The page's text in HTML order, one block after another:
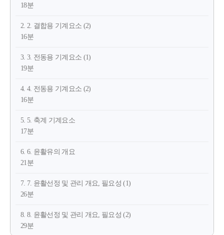
18분
2. 2. 결합용 기계요소 (2)
16분
3. 3. 전동용 기계요소 (1)
19분
4. 4. 전동용 기계요소 (2)
16분
5. 5. 축계 기계요소
17분
6. 6. 윤활유의 개요
21분
7. 7. 윤활선정 및 관리 개요, 필요성 (1)
26분
8. 8. 윤활선정 및 관리 개요, 필요성 (2)
29분